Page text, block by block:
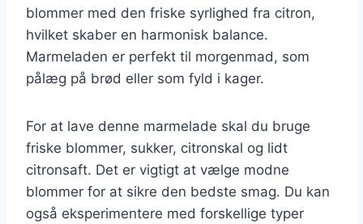
blommer med den friske syrlighed fra citron,
hvilket skaber en harmonisk balance.
Marmeladen er perfekt til morgenmad, som
pålæg på brød eller som fyld i kager.
For at lave denne marmelade skal du bruge
friske blommer, sukker, citronskal og lidt
citronsaft. Det er vigtigt at vælge modne
blommer for at sikre den bedste smag. Du kan
også eksperimentere med forskellige typer